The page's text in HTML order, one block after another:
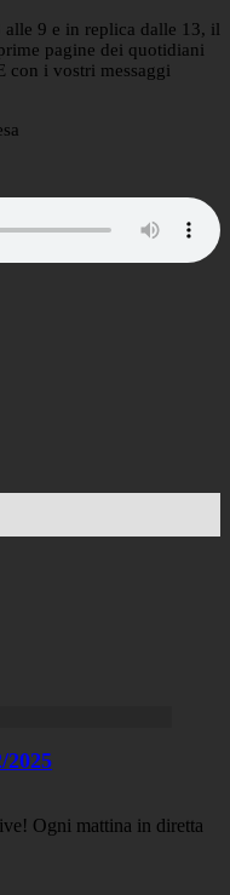
9 e in replica dalle 13, il
pagine dei quotidiani
con i vostri messaggi
Ogni mattina in diretta